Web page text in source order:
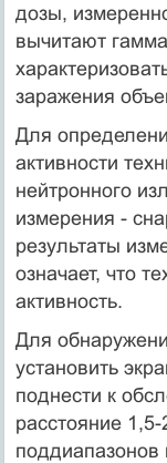
дозы,
вычитают
заражения
Для
активности
нейтронного
измерения -
результаты
означает, что
активность.
Для
установить
поднести к
расстояние
поддиапазонов